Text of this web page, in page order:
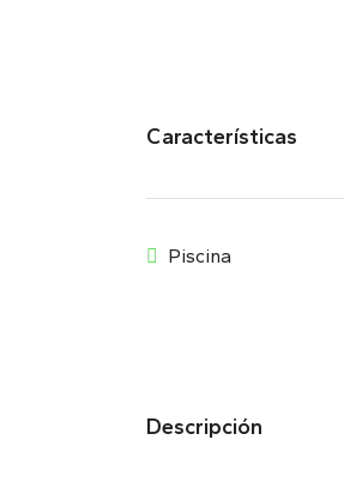
Características
Piscina
Descripción